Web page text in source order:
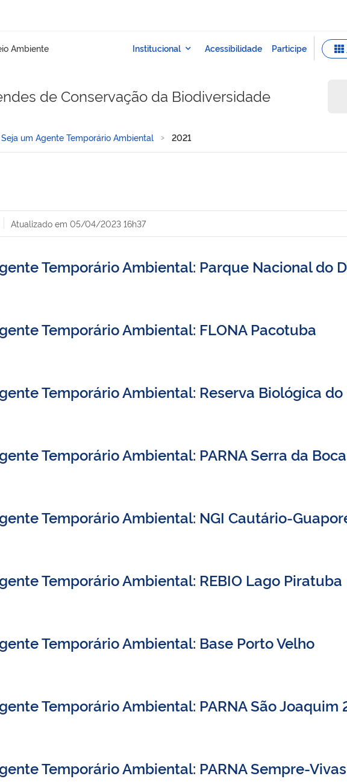
de Conservação da Biodiversidade
Seja um Agente Temporário Ambiental 2021
Atualizado em 05/04/2023 16h37
Temporário Ambiental: Parque Nacional do
Temporário Ambiental: FLONA Pacotuba
Temporário Ambiental: Reserva Biológica
Temporário Ambiental: PARNA Serra da
Temporário Ambiental: NGI Cautário-
Temporário Ambiental: REBIO Lago Piratuba
Temporário Ambiental: Base Porto Velho
Temporário Ambiental: PARNA São Joaquim
Temporário Ambiental: PARNA Sempre-Vivas